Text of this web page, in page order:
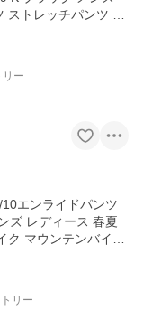
トレッチパンツ 長
ー
エンライドパンツ
ズ レディース 春夏
マウンテンバイク
リー